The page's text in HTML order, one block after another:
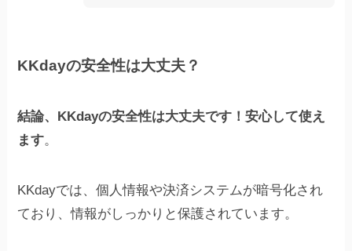
KKdayの安全性は大丈夫？
結論、KKdayの安全性は大丈夫です！安心して使え
ます。
KKdayでは、個人情報や決済システムが暗号化され
ており、情報がしっかりと保護されています。